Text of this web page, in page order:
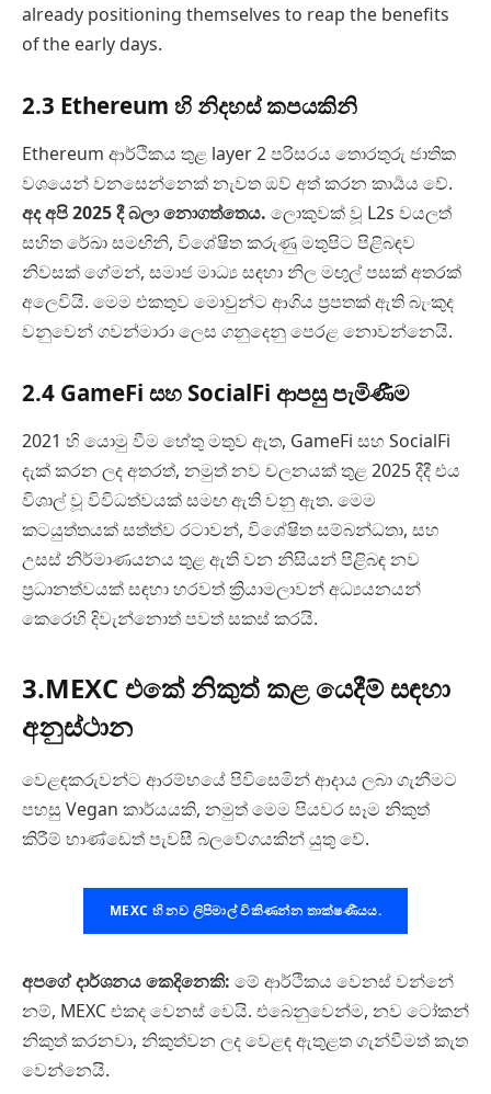
already positioning themselves to reap the benefits
of the early days.
2.3 Ethereum හි නිදහස් කපයකිනි
Ethereum ආර්ථිකය තුළ layer 2 පරිසරය තොරතුරු ජාතික
වශයෙන් වනසෙන්නෙක් නැවත ඔව් අත් කරන කාර්‍යය වේ.
අද අපි 2025 දී බලා නොගත්තෙය. ලොකුවක් වූ L2s වයලත්
සහිත රේඛා සමඟිනි, විශේෂිත කරුණු මතුපිට පිළිබඳව
නිවසක් ගේමන්, සමාජ මාධ්‍ය සඳහා නිල මඟුල් පසක් අතරක්
අලෙවියි. මෙම එකතුව මොවුන්ට ආගිය ප්‍රපතක් ඇති බැංකුද
වනුවෙන් ගවන්මාරා ලෙස ගනුදෙනු පෙරළ නොවන්නෙයි.
2.4 GameFi සහ SocialFi ආපසු පැමිණීම
2021 හි යොමු වීම හේතු මතුව ඇත, GameFi සහ SocialFi
දැක් කරන ලද අතරත්, නමුත් නව චලනයක් තුළ 2025 දීදී එය
විශාල් වූ විවිධත්වයක් සමඟ ඇති වනු ඇත. මෙම
කටයුත්තයක් සත්ත්ව රටාවන්, විශේෂිත සම්බන්ධතා, සහ
උසස් නිර්මාණයනය තුළ ඇති වන නිසියන් පිළිබඳ නව
ප්‍රධානත්වයක් සඳහා හරවත් ක්‍රියාමලාවන් අධ්‍යයනයන්
කෙරෙහි දිවැන්නොත් පවත් සකස් කරයි.
3.MEXC එකේ නිකුත් කළ යෙදීම් සඳහා
අනුස්ථාන
වෙළඳකරුවන්ට ආරම්භයේ පිවිසෙමින් ආදා‍ය ලබා ගැනීමට
පහසු Vegan කාර්යයකි, නමුත් මෙම පියවර සෑම නිකුත්
කිරීම් භාණ්ඩෙත් පැවසී බලවේගයකින් යුතු වේ.
MEXC හි නව ලිපිමාල් විකිණන්න තාක්ෂණීයය.
අපගේ දාර්ශනය කෙදිනෙකි: මේ ආර්ථිකය වෙනස් වන්නේ
නම්, MEXC එකද වෙනස් වෙයි. එබෙනුවෙන්ම, නව ටෝකන්
නිකුත් කරනවා, නිකුත්වන ලද වෙළඳ ඇතුළත ගැන්වීමත් කැත
වෙන්නෙයි.